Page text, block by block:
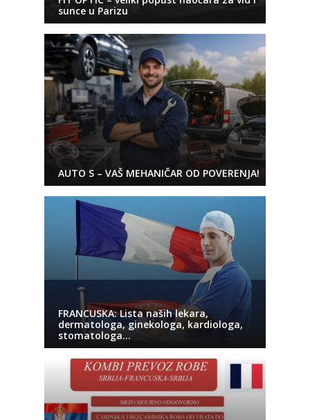
sunce u Parizu
AUTO S – VAŠ MEHANIČAR OD POVERENJA!
FRANCUSKA: Lista naših lekara,
dermatologa, ginekologa, kardiologa,
stomatologa…